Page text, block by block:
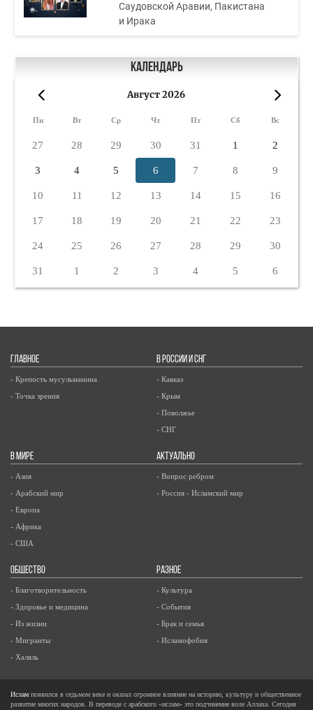
Саудовской Аравии, Пакистана
и Ирака
Календарь
Август 2026
Пн Вт Ср Чт Пт Сб Вс
27 28 29 30 31 1 2
3 4 5 6 7 8 9
10 11 12 13 14 15 16
17 18 19 20 21 22 23
24 25 26 27 28 29 30
31 1 2 3 4 5 6
ГЛАВНОЕ
- Крепость мусульманина
- Точка зрения
В РОССИИ И СНГ
- Кавказ
- Крым
- Поволжье
- СНГ
В МИРЕ
- Азия
- Арабский мир
- Европа
- Африка
- США
АКТУАЛЬНО
- Вопрос ребром
- Россия - Исламский мир
ОБЩЕСТВО
- Благотворительность
- Здоровье и медицина
- Из жизни
- Мигранты
- Халяль
РАЗНОЕ
- Культура
- События
- Брак и семья
- Исламофобия
Ислам появился в седьмом веке и оказал огромное влияние на историю, культуру и общественное
развитие многих народов. В переводе с арабского «ислам» это подчинение воле Аллаха. Сегодня